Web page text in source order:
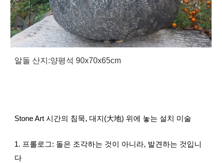
알돌 산지:양평석 90x70x65cm
Stone Art 시간의 침묵, 대지(大地) 위에 놓는 설치 미술
1. 프롤로그: 돌은 조각하는 것이 아니라, 발견하는 것입니
다